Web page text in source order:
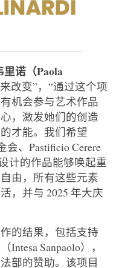
诺（Paola
改变”，“通过这个项
机会参与艺术作品
，激发她们的创造
才能。我们希望
会、Pastificio Cerere
计的作品能够唤起重
由，所有这些元素
，并与 2025 年大庆
的结果，包括支持
Sanpaolo），
部的赞助。该项目